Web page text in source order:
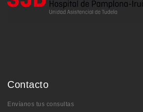
Contacto
Envíanos tus consultas